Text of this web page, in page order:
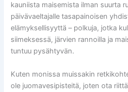
kauniista maisemista ilman suurta
päivävaeltajalle tasapainoisen
elämyksellisyyttä – polkuja, jotka
siimeksessä, järvien rannoilla ja
tuntuu pysähtyvän.
Kuten monissa muissakin
ole juomavesipisteitä, joten ota